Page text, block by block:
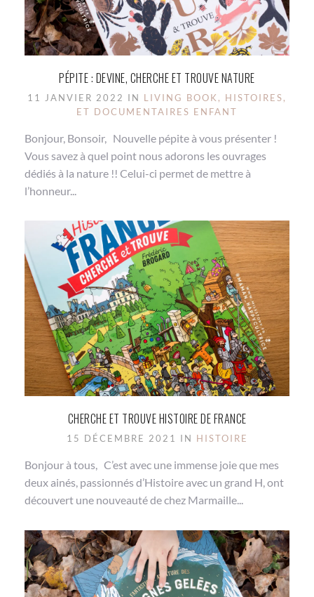
PÉPITE : DEVINE, CHERCHE ET TROUVE NATURE
11 JANVIER 2022 IN LIVING BOOK, HISTOIRES,
ET DOCUMENTAIRES ENFANT
Bonjour, Bonsoir, Nouvelle pépite à vous présenter !
Vous savez à quel point nous adorons les ouvrages
dédiés à la nature !! Celui-ci permet de mettre à
l’honneur...
CHERCHE ET TROUVE HISTOIRE DE FRANCE
15 DÉCEMBRE 2021 IN HISTOIRE
Bonjour à tous, C’est avec une immense joie que mes
deux ainés, passionnés d’Histoire avec un grand H, ont
découvert une nouveauté de chez Marmaille...